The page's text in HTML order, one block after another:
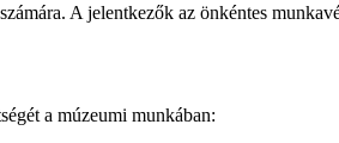
A jelentkezők az önkéntes
a múzeumi munkában: